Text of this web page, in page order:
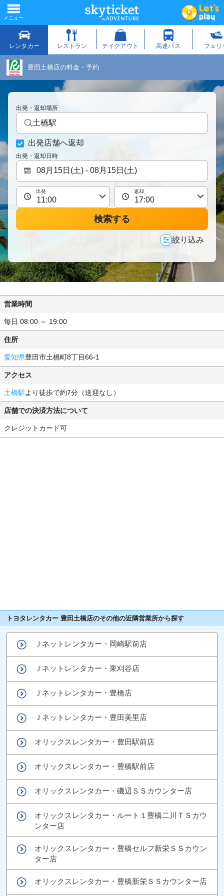
豊田土橋店の料金・予約
出発・返却場所
土橋駅
出発店舗へ返却
出発・返却日時
出発 返却
検索する
絞り込み
営業時間
毎日 08:00 ～ 19:00
住所
愛知県豊田市土橋町8丁目66-1
アクセス
土橋駅より徒歩で約7分（送迎なし）
店舗での決済方法について
クレジットカード可
トヨタレンタカー 豊田土橋店のその他の近隣営業所から探す
Ｊネットレンタカー・岡崎駅前店
Ｊネットレンタカー・東刈谷店
Ｊネットレンタカー・豊橋店
Ｊネットレンタカー・豊田美里店
オリックスレンタカー・豊田駅前店
オリックスレンタカー・豊橋駅前店
オリックスレンタカー・磯辺ＳＳカウンター店
オリックスレンタカー・ルート１豊橋二川ＴＳカウ
ンター店
オリックスレンタカー・豊橋セルフ新栄ＳＳカウン
ター店
オリックスレンタカー・豊橋新栄ＳＳカウンター店